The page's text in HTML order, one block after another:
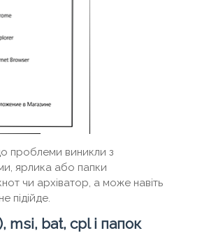
проблеми виникли з
ярлика або папки
чи архіватор, а може навіть
підійде.
msi, bat, cpl і папок